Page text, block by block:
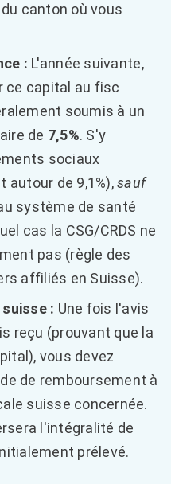
canton où vous
: L'année suivante,
ce capital au fisc
soumis à un
de 7,5%. S'y
sociaux
autour de 9,1%),sauf
système de santé
cas la CSG/CRDS ne
pas (règle des
affiliés en Suisse).
: Une fois l'avis
reçu (prouvant que la
vous devez
de remboursement à
suisse concernée.
l'intégralité de
prélevé.